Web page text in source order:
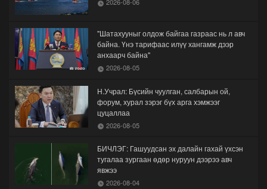
2026-08-06
"Шатахууныг олдож байгаа газраас нь л авч
байна. Үнэ тарифаас илүү хангамж дээр
анхаарч байна"
2026-08-05
Н.Учрал: Бүсийн чуулган, салбарын ой,
форум, хурал зэрэг бүх арга хэмжээг
цуцаллаа
2026-08-05
БИЧЛЭГ: Гашуудсан эх далайн гахай үхсэн
тугалаа зургаан өдөр нуруун дээрээ авч
явжээ
2026-08-04